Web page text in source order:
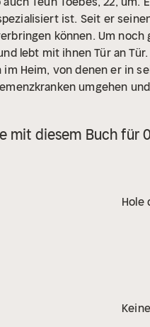
ist. Seit er
können. Um
lebt mit ihnen Tür an
im Heim, von denen er in
umgehen
mit diesem Buch für
Hole